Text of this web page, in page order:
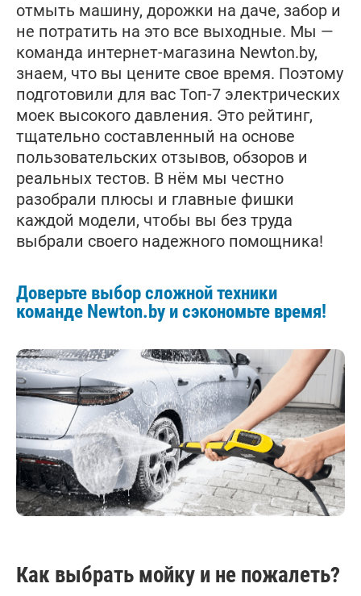
отмыть машину, дорожки на даче, забор и
не потратить на это все выходные. Мы —
команда интернет-магазина Newton.by,
знаем, что вы цените свое время. Поэтому
подготовили для вас Топ-7 электрических
моек высокого давления. Это рейтинг,
тщательно составленный на основе
пользовательских отзывов, обзоров и
реальных тестов. В нём мы честно
разобрали плюсы и главные фишки
каждой модели, чтобы вы без труда
выбрали своего надежного помощника!
Доверьте выбор сложной техники
команде Newton.by и сэкономьте время!
Как выбрать мойку и не пожалеть?